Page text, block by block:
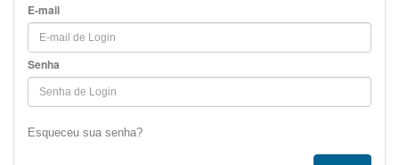
E-mail
Senha
Esqueceu sua senha?